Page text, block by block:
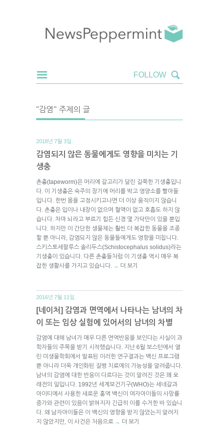
"감염" 주제의 글
2018년 7월 3일.
감염되지 않은 동물에게도 영향을 미치는 기
생충
촌충(tapeworm)은 머리에 갈고리가 달린 길쭉한 기생충입니
다. 이 기생충은 숙주의 장기에 머리를 박고 영양소를 빨아들
입니다. 한번 몸을 고정시키고나면 더 이상 움직이지 않습니
다. 촌충은 입이나 내장이 없으며 혈액이 없고 호흡도 하지 않
습니다. 차마 뇌라고 부르기 힘든 신경 몇 가닥만이 있을 뿐입
니다. 하지만 이 간단한 생물체는 훨씬 더 복잡한 동물을 조종
할 뿐 아니라, 감염되지 않은 동물들에게도 영향을 미칩니다.
스키스토세팔루스 솔리두스(Schistocephalus solidus)라는
기생충이 있습니다. 다른 촌충들처럼 이 기생충 역시 매우 복
잡한 생활사를 가지고 있습니다.
→ 더 보기
2016년 7월 11일.
[네이처] 감염과 면역에서 나타나는 남녀의 차
이 또는 임상 실험에 있어서의 남녀의 차별
감염에 대해 남녀가 매우 다른 면역반응을 보인다는 사실이 과
학자들의 주목을 받기 시작했습니다. 지난 6월 보스턴에서 열
린 미생물학회에서 발표된 이러한 연구결과는 백신 프로그램
뿐 아니라 더욱 개인화된 질병 치료에의 가능성을 알려줍니다.
남녀의 감염에 대한 반응이 다르다는 것이 알려진 것은 꽤 오
래전의 일입니다. 1992년 세계보건기구(WHO)는 세네갈과
아이티에서 사용한 새로운 홍역 백신이 여자아이들의 사망률
증가와 관련이 있음이 밝혀지자 긴급히 이를 수거한 바 있습니
다. 왜 남자아이들은 이 백신의 영향을 받지 않았는지 알려지
지 않았지만, 이 사건은 처음으로 → 더 보기